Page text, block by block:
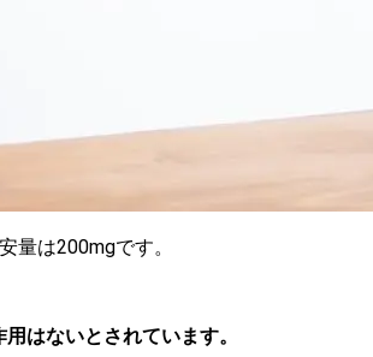
量は200mgです。
はないとされています。